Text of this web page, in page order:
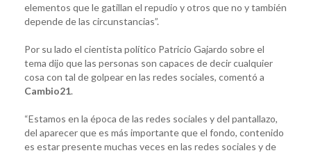
elementos que le gatillan el repudio y otros que no y también
depende de las circunstancias”.
Por su lado el cientista político Patricio Gajardo sobre el
tema dijo que las personas son capaces de decir cualquier
cosa con tal de golpear en las redes sociales, comentó a
Cambio21.
“Estamos en la época de las redes sociales y del pantallazo,
del aparecer que es más importante que el fondo, contenido
es estar presente muchas veces en las redes sociales y de